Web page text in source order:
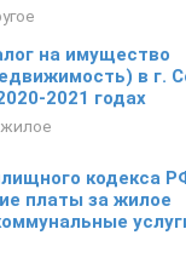
на имущество
в г.
2021 годах
кодекса
платы за жилое